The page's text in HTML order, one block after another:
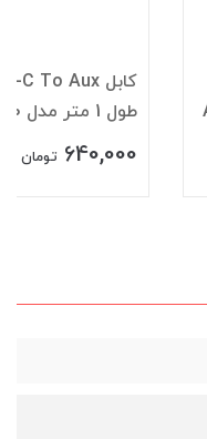
طول 1 متر مدل UPA30
640,000 تومان